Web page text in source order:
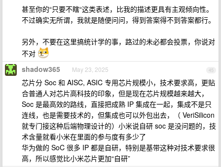
甚至你的“只要不瞎“这类表述，比我的描述更具有主观倾向性。
不过确实无所谓，我就是随便问问，得到答案得不到答案都行。
另外，不要在这里搞统计学的事，路过的未必都会投票，你说对
不对
45
shadow365 May 23, 2025
芯片分 Soc 和 AISC, ASIC 专用芯片规模小，技术要求高，更贴
合普通人对芯片高科技的印象，但是现在芯片规模越来越大，
Soc 是最高效的路线，直接把成熟 IP 集成在一起，集成不是只
连线，也是需要技术的，但集成也可以外包出去，（ VeriSilicon
就专门接这种后端物理设计的）小米说自研 soc 是没问题的，技
术含量就看小米在里面的参与度有多少了
华为做的 SoC 很多 IP 都是自研，特别是基带这种对技术要求很
高，所以感觉比小米芯片更加“自研”